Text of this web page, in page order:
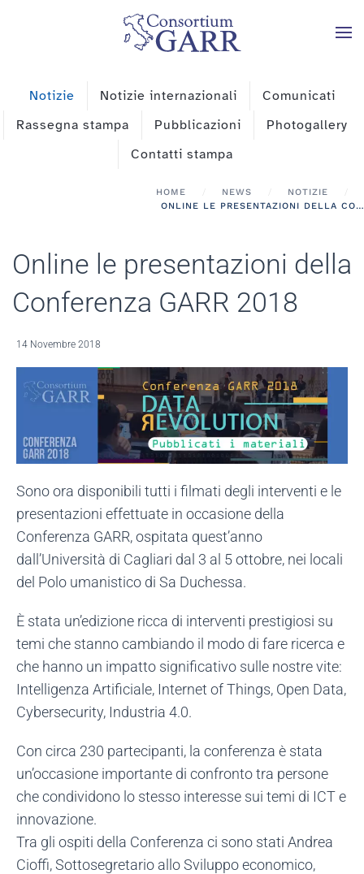
Skip to main content
Notizie Notizie internazionali
Comunicati
Rassegna stampa
Pubblicazioni
Photogallery
Contatti stampa
HOME NEWS
NOTIZIE
ONLINE LE PRESENTAZIONI DELLA CONFERENZA GARR 2018
Online le presentazioni della
Conferenza GARR 2018
14 Novembre 2018
Sono ora disponibili tutti i filmati degli interventi e le
presentazioni effettuate in occasione della
Conferenza GARR, ospitata quest’anno
dall’Università di Cagliari dal 3 al 5 ottobre, nei locali
del Polo umanistico di Sa Duchessa.
È stata un’edizione ricca di interventi prestigiosi su
temi che stanno cambiando il modo di fare ricerca e
che hanno un impatto significativo sulle nostre vite:
Intelligenza Artificiale, Internet of Things, Open Data,
Cybersecurity, Industria 4.0.
Con circa 230 partecipanti, la conferenza è stata
un’occasione importante di confronto tra persone
che condividono lo stesso interesse sui temi di ICT e
innovazione.
Tra gli ospiti della Conferenza ci sono stati Andrea
Cioffi, Sottosegretario allo Sviluppo economico,